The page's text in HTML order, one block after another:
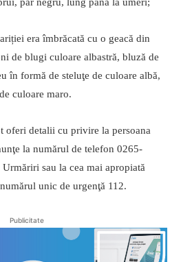
era îmbrăcată cu o geacă din
de blugi culoare albastră, bluză de
în formă de steluţe de culoare albă,
culoare maro.
oferi detalii cu privire la persoana
la numărul de telefon 0265-
sau la cea mai apropiată
unic de urgenţă 112.
Publicitate